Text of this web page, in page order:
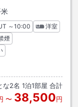
チェックアウト
～10:00
洋室
煙
な2名 1泊1部屋 合計
〜 38,500円